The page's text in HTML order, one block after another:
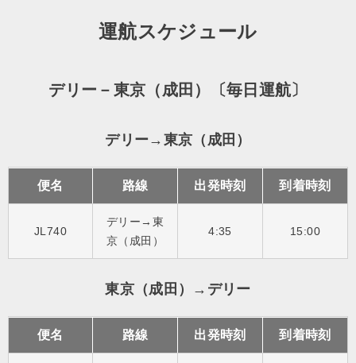
運航スケジュール
デリー－東京（成田）〔毎日運航〕
デリー→東京（成田）
便名 路線 出発時刻 到着時刻
JL740
デリー→東
京（成田）
4:35 15:00
東京（成田）→デリー
便名 路線 出発時刻 到着時刻